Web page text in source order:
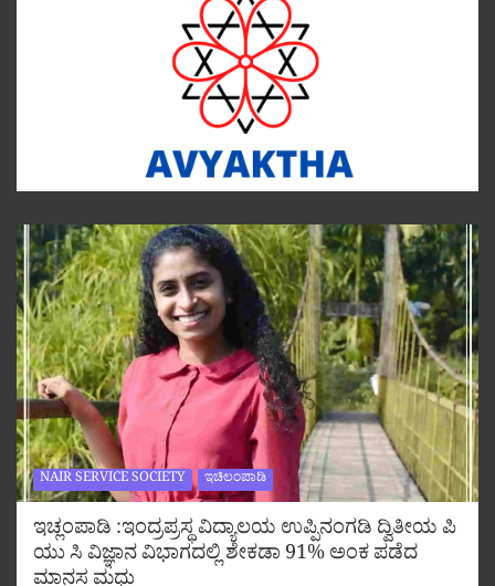
NAIR SERVICE SOCIETY ಇಚಿಲಂಪಾಡಿ
ಇಚ್ಲಂಪಾಡಿ :ಇಂದ್ರಪ್ರಸ್ಥ ವಿದ್ಯಾಲಯ ಉಪ್ಪಿನಂಗಡಿ ದ್ವಿತೀಯ ಪಿ
ಯು ಸಿ ವಿಜ್ಞಾನ ವಿಭಾಗದಲ್ಲಿ ಶೇಕಡಾ 91% ಅಂಕ ಪಡೆದ